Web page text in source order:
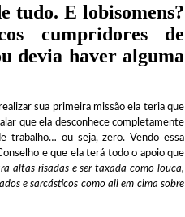
tudo. E lobisomens?
cumpridores de
devia haver alguma
sua primeira missão ela teria que
que ela desconhece completamente
trabalho… ou seja, zero. Vendo essa
e que ela terá todo o apoio que
altas risadas e ser taxada como louca,
e sarcásticos como ali em cima sobre